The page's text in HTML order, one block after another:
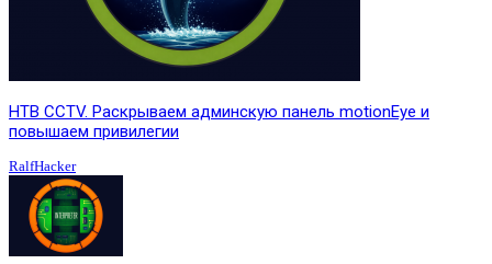
HTB CCTV. Раскрываем админскую панель motionEye и
повышаем привилегии
RalfHacker